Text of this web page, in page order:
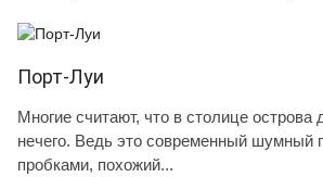
Порт-Луи
Многие считают, что в столице острова
нечего. Ведь это современный шумный
пробками, похожий...